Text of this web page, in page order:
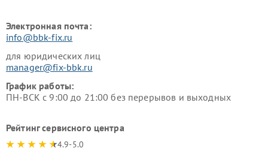
Электронная почта:
info@bbk-fix.ru
для юридических лиц
manager@fix-bbk.ru
График работы:
ПН-ВСК с 9:00 до 21:00 без перерывов и выходных
Рейтинг сервисного центра
4.9-5.0